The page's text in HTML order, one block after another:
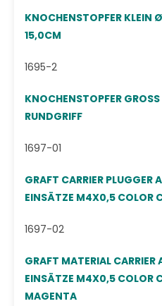
KNOCHENSTOPFER
15,0CM
1695-2
KNOCHENSTOPFER
RUNDGRIFF
1697-01
GRAFT CARRIER PLUGGER
EINSÄTZE M4X0,5 COLOR
1697-02
GRAFT MATERIAL CARRIER
EINSÄTZE M4X0,5 COLOR
MAGENTA